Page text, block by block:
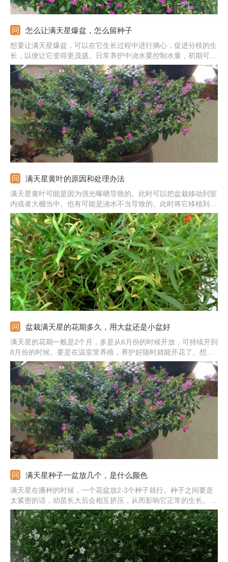
怎么让满天星爆盆，怎么留种子
想要让满天星爆盆，可以在它生长过程中进行摘心，促进分枝的生
长，以便让它变得更茂盛。日常养护中浇水要控制水量，初期可以
适当多浇，长成后就要减少浇水，以免引起植株徒长。另外还要注
意施肥，前期以氮肥为主，后期补充磷钾肥。每天的光照时间不能
低于14小时。开花的时候轻拍，可以将其种子收集起来。
满天星黄叶的原因和处理办法
满天星黄叶可能是因为强光曝晒导致的。此时可以把盆栽移动到室
内或者大棚当中。也有可能是浇水不当导致的。此时将它移植到松
软湿润的新土中精心呵护即可恢复如初。还有可能是所用的药械残
余除草剂，对它造成了伤害。此时，应及时清理已经死亡的叶片，
然后移栽养护即可。
盆栽满天星的花期多久，用大盆还是小盆好
满天星的花期一般是2个月，多是从6月份的时候开放，可持续开到
8月份的时候。要是在温室里养殖，养护好随时就能开花了。想要
开花更好更久，需合理浇水，但不能浇水太多，土壤不干就行。花
期不能缺光，要放在光线好的位置养。在植株幼苗期可用小盆，直
径在10cm即可，成株的话则要用大口径的花盆。
满天星种子一盆放几个，是什么颜色
满天星在播种的时候，一个花盆放2-3个种子就行。种子之间要是
太紧密的话，幼苗长大后会相互挤压，从而影响它正常的生长。若
种植的是大花品种，每盆1个种子就行。满天星鲜花的颜色较少，
一般只有白色、粉红色和玫瑰红色。干花颜色则较多，有粉色、黄
色、绿色、蓝色等。